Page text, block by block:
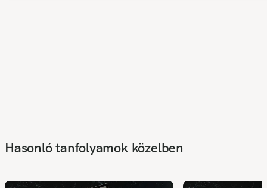
Hasonló tanfolyamok közelben